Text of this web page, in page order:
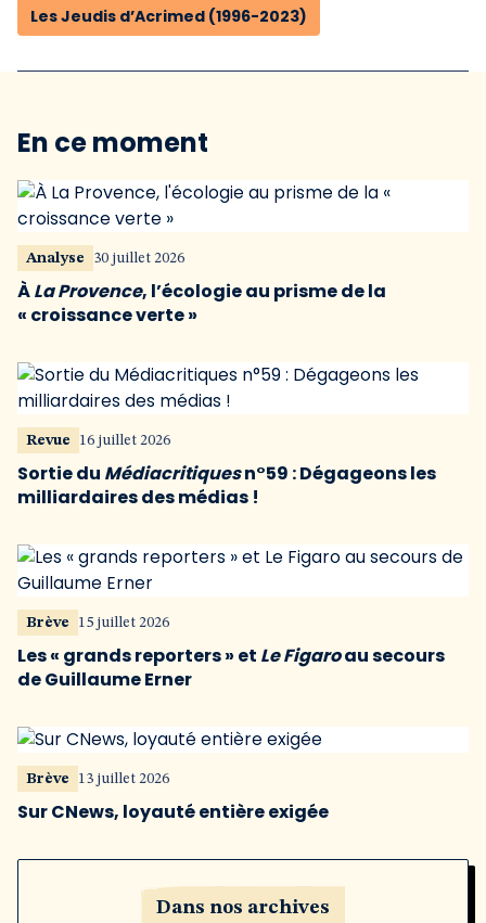
Les Jeudis d’Acrimed (1996-2023)
En ce moment
Analyse 30 juillet 2026
ÀLa Provence, l’écologie au prisme de la
« croissance verte »
Revue 16 juillet 2026
Sortie du Médiacritiquesn°59 : Dégageons les
milliardaires des médias !
Brève 15 juillet 2026
Les « grands reporters » et Le Figaroau secours
de Guillaume Erner
Brève 13 juillet 2026
Sur CNews, loyauté entière exigée
Dans nos archives